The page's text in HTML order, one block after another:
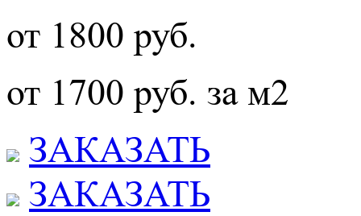
от 1800 руб.
от 1700 руб. за м2
ЗАКАЗАТЬ
ЗАКАЗАТЬ